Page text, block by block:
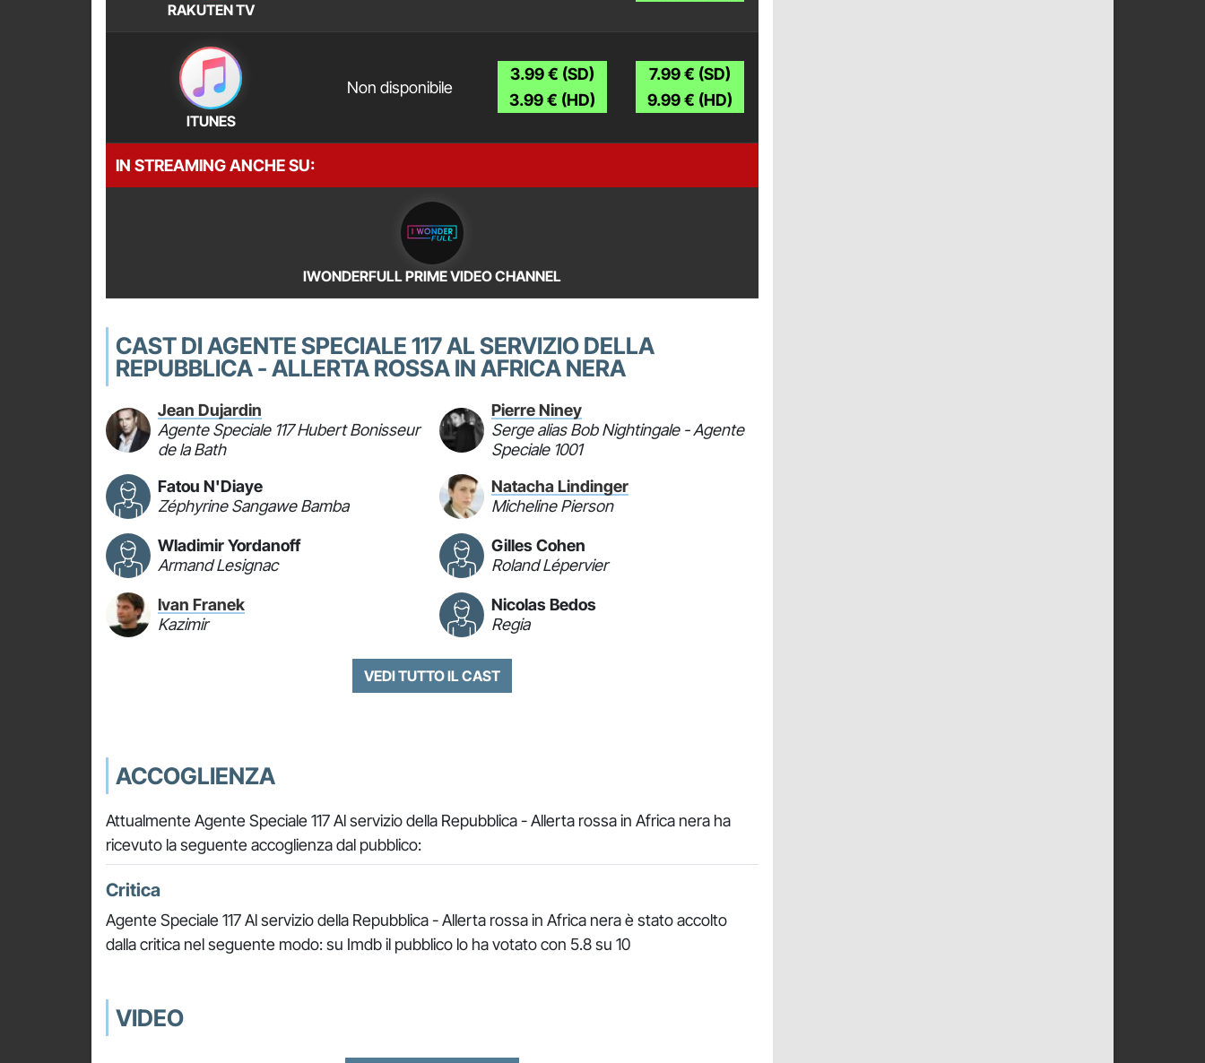
RAKUTEN TV
ITUNES
Non disponibile
3.99 € (SD)
3.99 € (HD)
7.99 € (SD)
9.99 € (HD)
IN STREAMING ANCHE SU:
IWONDERFULL PRIME VIDEO CHANNEL
CAST DI AGENTE SPECIALE 117 AL SERVIZIO DELLA
REPUBBLICA - ALLERTA ROSSA IN AFRICA NERA
Jean Dujardin
Agente Speciale 117 Hubert Bonisseur
de la Bath
Pierre Niney
Serge alias Bob Nightingale - Agente
Speciale 1001
Fatou N'Diaye
Zéphyrine Sangawe Bamba
Natacha Lindinger
Micheline Pierson
Wladimir Yordanoff
Armand Lesignac
Gilles Cohen
Roland Lépervier
Ivan Franek
Kazimir
Nicolas Bedos
Regia
VEDI TUTTO IL CAST
ACCOGLIENZA
Attualmente Agente Speciale 117 Al servizio della Repubblica - Allerta rossa in Africa nera ha
ricevuto la seguente accoglienza dal pubblico:
Critica
Agente Speciale 117 Al servizio della Repubblica - Allerta rossa in Africa nera è stato accolto
dalla critica nel seguente modo: su Imdb il pubblico lo ha votato con 5.8 su 10
VIDEO